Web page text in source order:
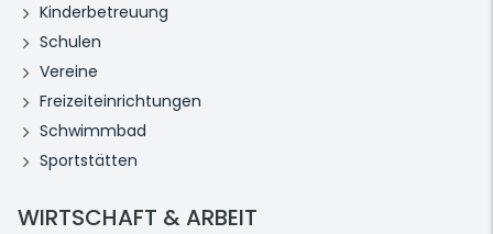
Kinderbetreuung
Schulen
Vereine
Freizeiteinrichtungen
Schwimmbad
Sportstätten
WIRTSCHAFT & ARBEIT